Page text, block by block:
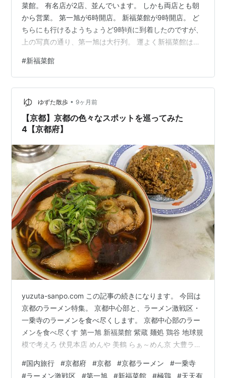
菜館。 有名店が2店、並んでいます。 しかも両店とも朝
から営業。 第一旭が6時開店。 新福菜館が9時開店。 ど
ちらにも行けるようちょうど9時頃に到着したのですが、
上の写真の通り、第一旭は大行列。 運よく新福菜館は行
潜りますと、開店間もないのに多くのお客さんで賑わっ
ています。 もちろん、ビールを飲んでいる人もいます。
これが京都の朝の風景ですねー。 メニューは卓上にはな
く、カウンター上に。 中華そば（並）。（900円） ああ
これこれと思わせる外観です。 黒々としたスープ。 ベー
スは豚の清湯、あ…
#新福菜館
ゆずた散歩 • 9ヶ月前
【京都】京都の色々なスポットを巡ってみた
4【京都府】
yuzuta-sanpo.com この記事の続きになります。 今回は
京都のラーメン特集。 京都中心部と、ラーメン激戦区・
一乗寺のラーメンを食べ尽くします。 京都中心部のラー
メンを食べ尽くす 第一旭 新福菜館 紫蔵 麺処 鶏谷 地球規
模で考えろ 伏見本店 めんや 美鶴 らぁ～めん京 大豊ラー
べ尽くす 極鶏 ラーメン二郎 京都店 天下一品 総本店 一乗
#国内旅行 #京都府 #京都 #京都ラーメン #一乗寺
#ラーメン激戦区 #第一旭 #新福菜館 #極鶏 #天天有